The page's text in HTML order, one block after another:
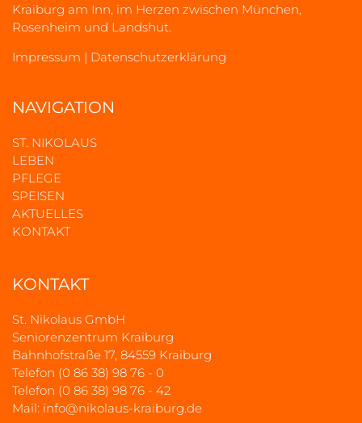
Kraiburg am Inn, im Herzen zwischen München,
Rosenheim und Landshut.
Impressum | Datenschutzerklärung
NAVIGATION
ST. NIKOLAUS
LEBEN
PFLEGE
SPEISEN
AKTUELLES
KONTAKT
KONTAKT
St. Nikolaus GmbH
Seniorenzentrum Kraiburg
Bahnhofstraße 17, 84559 Kraiburg
Telefon (0 86 38) 98 76 - 0
Telefon (0 86 38) 98 76 - 42
Mail: info@nikolaus-kraiburg.de